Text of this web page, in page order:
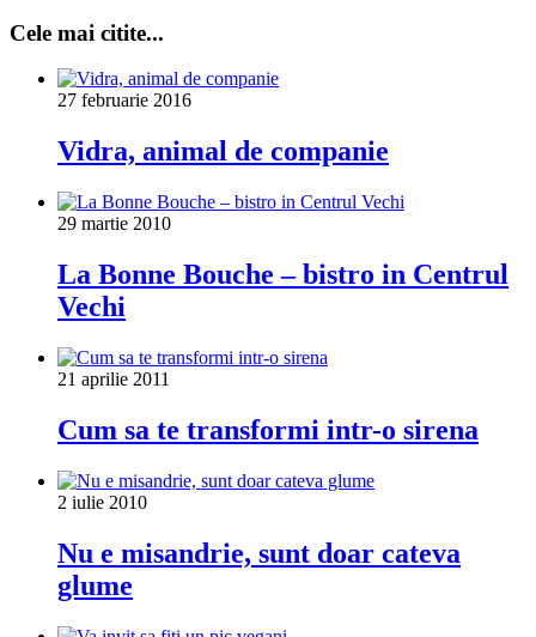
Cele mai citite...
27 februarie 2016
Vidra, animal de companie
29 martie 2010
La Bonne Bouche – bistro in Centrul
Vechi
21 aprilie 2011
Cum sa te transformi intr-o sirena
2 iulie 2010
Nu e misandrie, sunt doar cateva
glume